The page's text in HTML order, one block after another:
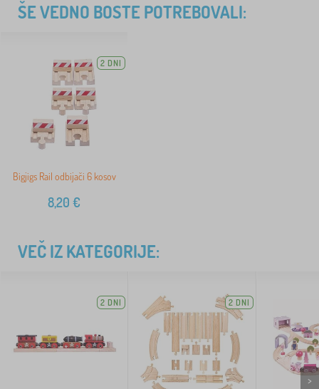
ŠE VEDNO BOSTE POTREBOVALI:
2 DNI
Bigjigs Rail odbijači 6 kosov
8,20 €
VEČ IZ KATEGORIJE:
2 DNI 2 DNI
>